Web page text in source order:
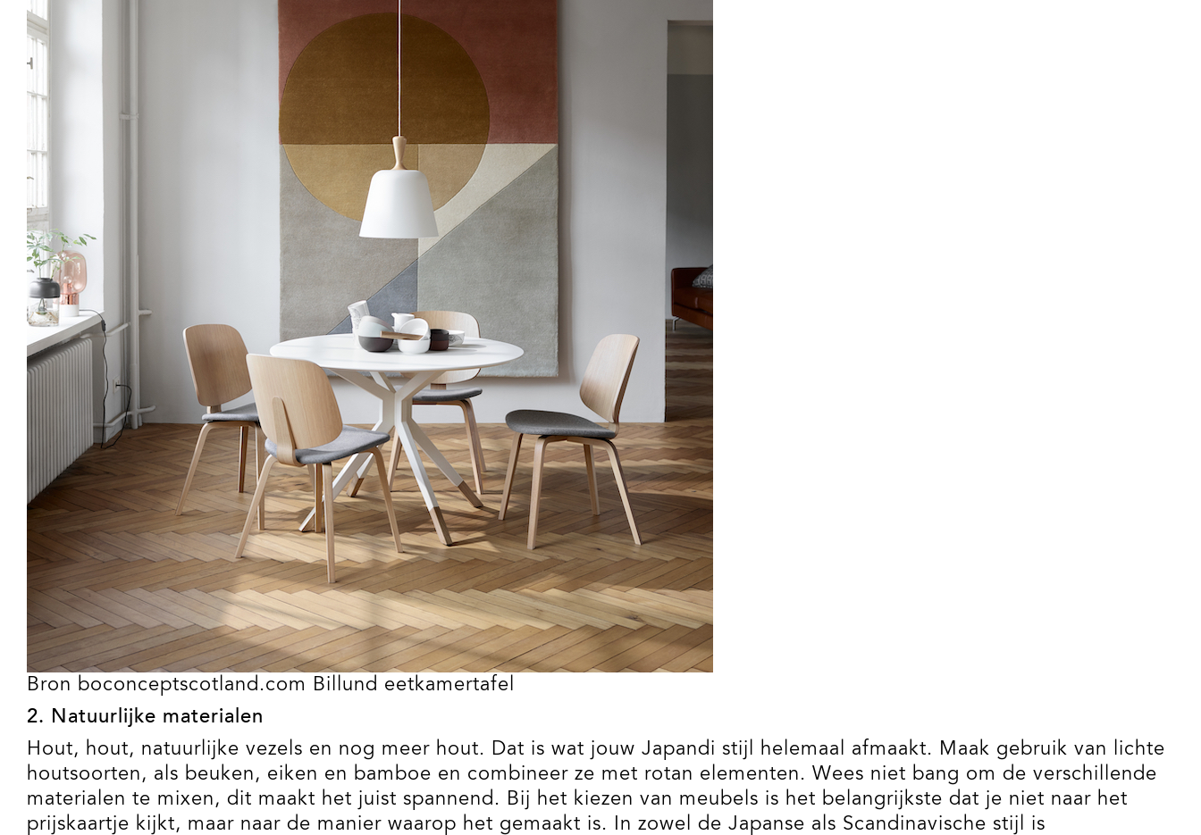
Bron boconceptscotland.com Billund eetkamertafel
2. Natuurlijke materialen
Hout, hout, natuurlijke vezels en nog meer hout. Dat is wat jouw Japandi stijl helemaal afmaakt. Maak gebruik van lichte
houtsoorten, als beuken, eiken en bamboe en combineer ze met rotan elementen. Wees niet bang om de verschillende
materialen te mixen, dit maakt het juist spannend. Bij het kiezen van meubels is het belangrijkste dat je niet naar het
prijskaartje kijkt, maar naar de manier waarop het gemaakt is. In zowel de Japanse als Scandinavische stijl is